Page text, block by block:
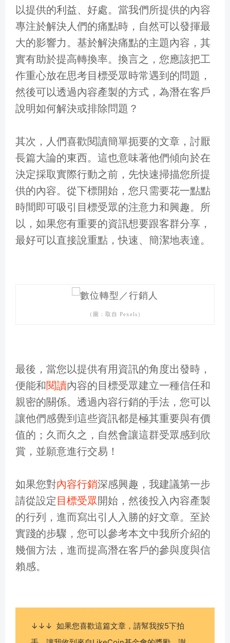
以提供的利益、好處。當我們所提供的內容
專注於解決人們的痛點時，自然可以發揮最
大的影響力。基於解決痛點的主題內容，其
實有助於提高轉換率。換言之，您應該把工
作重心放在思考目標受眾時常遇到的問題，
然後可以透過內容產製的方式，為潛在客戶
說明如何解決或排除問題？
其次，人們喜歡閱讀簡單扼要的文章，討厭
長篇大論的東西。這也意味著他們傾向於在
決定採取實際行動之前，先快速掃描您所提
供的內容。從下標開始，您只需要花一點點
時間即可吸引目標受眾的注意力和興趣。所
以，如果您有重要的資訊想要跟客群分享，
最好可以直接說重點，快速、簡潔地表達。
（圖：取自 Pexels）
最後，當您以提供有用資訊的角度出發時，
便能和閱讀內容的目標受眾建立一種信任和
親密的關係。透過內容行銷的手法，您可以
讓他們感覺到這些資訊都是極其重要與有價
值的；久而久之，自然會讓這群受眾感到欣
賞，並願意進行交易！
如果您對內容行銷深感興趣，我建議第一步
請從設定 目標受眾開始，然後投入內容產製
的行列，進而寫出引人入勝的好文章。至於
實踐的步驟，您可以參考本文中我所介紹的
幾個方法，進而提高潛在客戶的參與度與信
賴感。
↓↓↓ 如果您喜歡這篇文章，請幫我按5下拍